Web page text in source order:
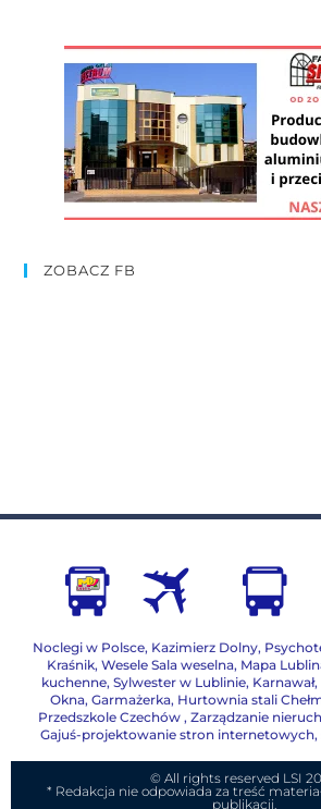
ZOBACZ FB
Noclegi w Polsce, Kazimierz Dolny,
Kraśnik, Wesele Sala weselna, Mapa
kuchenne, Sylwester w Lublinie, Karnawał,
Okna, Garmażerka, Hurtownia stali
Przedszkole Czechów , Zarządzanie
Gajuś-projektowanie stron
© All rights reserved LSI
* Redakcja nie odpowiada za treść
publikacji.